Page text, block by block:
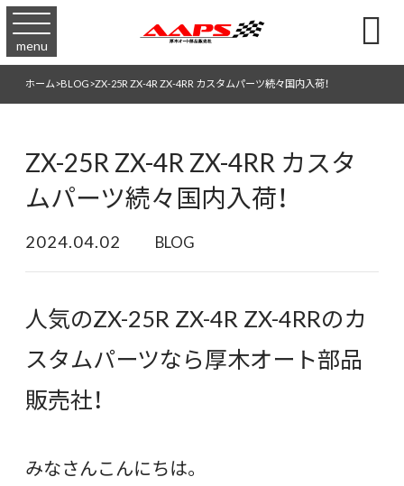
menu 
ホーム>BLOG>ZX-25R ZX-4R ZX-4RR カスタムパーツ続々国内入荷！
ZX-25R ZX-4R ZX-4RR カスタ
ムパーツ続々国内入荷！
2024.04.02 BLOG
人気のZX-25R ZX-4R ZX-4RRのカ
スタムパーツなら厚木オート部品
販売社！
みなさんこんにちは。